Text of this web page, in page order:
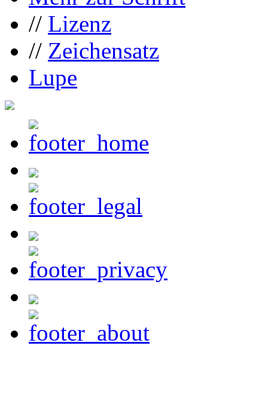
// Lizenz
// Zeichensatz
Lupe